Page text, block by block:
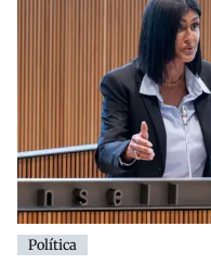
Política